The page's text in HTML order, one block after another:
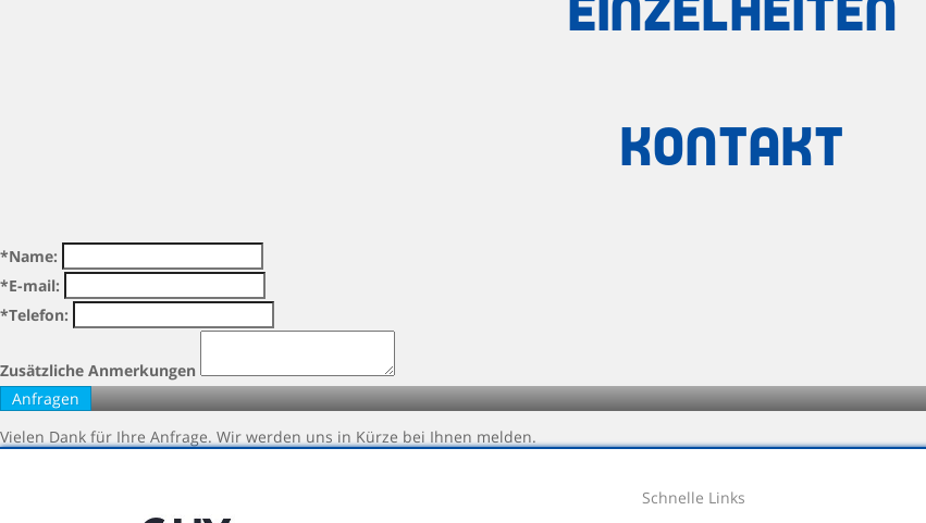
Einzelheiten
Kontakt
*Name:
*E-mail:
*Telefon:
Zusätzliche Anmerkungen
Vielen Dank für Ihre Anfrage. Wir werden uns in Kürze bei Ihnen melden.
Schnelle Links